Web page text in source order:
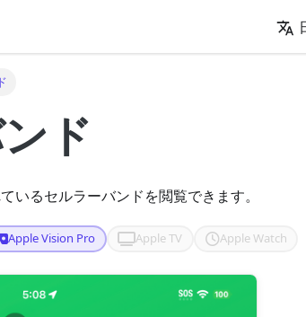
ド
いるセルラーバンドを閲覧できます。
Apple Vision Pro Apple TV Apple Watch